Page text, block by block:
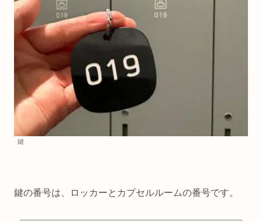
鍵
鍵の番号は、ロッカーとカプセルルームの番号です。